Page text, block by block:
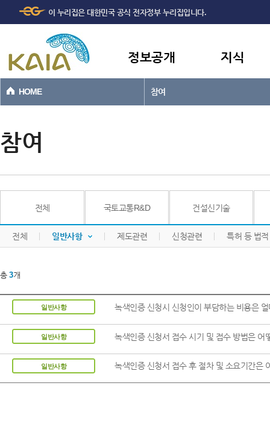
본문바로가기
이 누리집은 대한민국 공식 전자정부 누리집입니다.
정보공개 지식
HOME 참여
참여
전체 국토교통R&D 건설신기술
전체 일반사항 제도관련 신청관련 특허 등 법
총 3개
일반사항 녹색인증 신청시 신청인이 부담하는 비용은
일반사항 녹색인증 신청서 접수 시기 및 접수 방법은 어
일반사항 녹색인증 신청서 접수 후 절차 및 소요기간은